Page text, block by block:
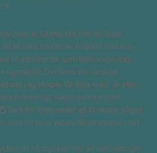
är så mycket mer än bara design